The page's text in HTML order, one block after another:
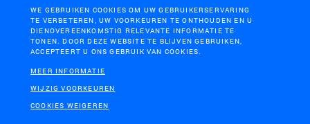
Amersfoort
POSTADRES
Postbus 1603
3800 BP
Amersfoort
WE GEBRUIKEN COOKIES OM UW GEBRUIKERSERVARING
TE VERBETEREN, UW VOORKEUREN TE ONTHOUDEN EN U
DIENOVEREENKOMSTIG RELEVANTE INFORMATIE TE
TONEN. DOOR DEZE WEBSITE TE BLIJVEN GEBRUIKEN,
ACCEPTEERT U ONS GEBRUIK VAN COOKIES.
MEER INFORMATIE
WIJZIG VOORKEUREN
COOKIES WEIGEREN